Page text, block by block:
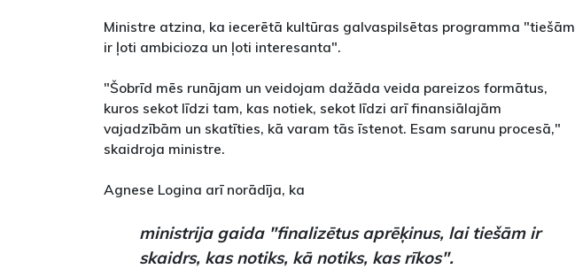
Ministre atzina, ka iecerētā kultūras galvaspilsētas programma "tiešām
ir ļoti ambicioza un ļoti interesanta".
"Šobrīd mēs runājam un veidojam dažāda veida pareizos formātus,
kuros sekot līdzi tam, kas notiek, sekot līdzi arī finansiālajām
vajadzībām un skatīties, kā varam tās īstenot. Esam sarunu procesā,"
skaidroja ministre.
Agnese Logina arī norādīja, ka
ministrija gaida "finalizētus aprēķinus, lai tiešām ir
skaidrs, kas notiks, kā notiks, kas rīkos".